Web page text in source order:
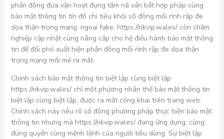
phần đông đưa vận hoạt đụng tầm nã vấn bất hợp pháp cùng
bảo mật thông tin tín đồ chi tiêu khỏi số đông mối rình rập đe
dọa thận trọng mạng. ngoại fake, https://rikvip.wales/ còn chăm
nghiệp cập nhật cùng nâng cấp cho hệ điều hành bảo mật thông
tin để đối phó xuất hiện phần đông mối rình rập đe dọa thận
trọng mạng mới mẻ ra mắt.
Chính sách bảo mật thông tin biệt lập cùng biệt lập
https://rikvip.wales/ chỉ một phương nhân thể bảo mật thông tin
biệt lập cùng biệt lập, được ra mắt công khai trên trang web.
Chính sách này nêu rõ số đông phương pháp thực hiện bảo mật
thông tin nhưng mà https://rikvip.wales/ đang ứng dụng, cũng
đúng quyền cùng mệnh lệnh của người tiêu dùng. Sự biệt lập